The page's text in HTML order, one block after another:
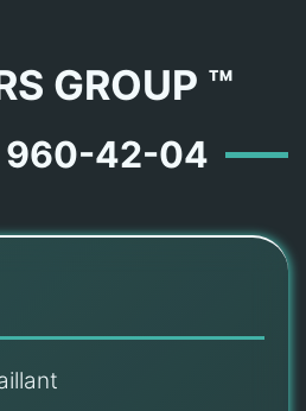
GROUP ™
960-42-04